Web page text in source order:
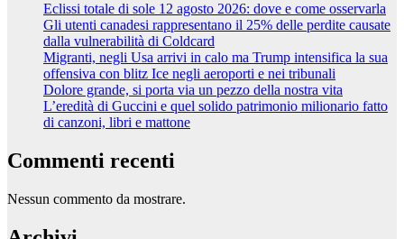
Eclissi totale di sole 12 agosto 2026: dove e come osservarla
Gli utenti canadesi rappresentano il 25% delle perdite causate
dalla vulnerabilità di Coldcard
Migranti, negli Usa arrivi in calo ma Trump intensifica la sua
offensiva con blitz Ice negli aeroporti e nei tribunali
Dolore grande, si porta via un pezzo della nostra vita
L’eredità di Guccini e quel solido patrimonio milionario fatto
di canzoni, libri e mattone
Commenti recenti
Nessun commento da mostrare.